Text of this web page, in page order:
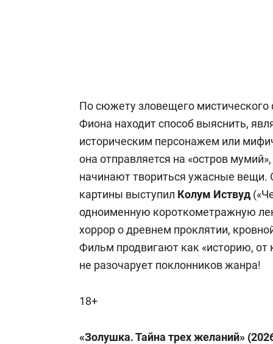
По сюжету зловещего
Фиона находит способ выяснить,
историческим персонажем или
она отправляется на «остров
начинают твориться ужасные
картины выступил Колум Иствуд
одноименную короткометражную
хоррор о древнем проклятии,
Фильм продвигают как «историю, от
не разочарует поклонников жанра!
18+
«Золушка. Тайна трех желаний»